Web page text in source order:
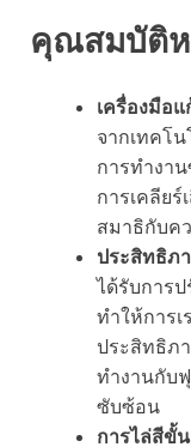
คุณสมบัติ
เครื่องมือ
จากเทคโน
การทำงา
การเคลีย
สมาธิกับค
ประสิทธิภ
ได้รับการ
ทำให้การเ
ประสิทธิภ
ทำงานกับ
ซับซ้อน
การไล่สีขั้